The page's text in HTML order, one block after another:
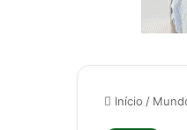
Início /